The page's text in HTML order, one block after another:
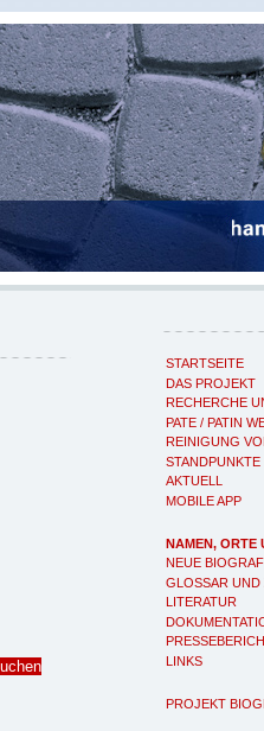
STARTSEITE
DAS PROJEKT
RECHERCHE
PATE / PATIN
REINIGUNG
STANDPUNKTE
AKTUELL
MOBILE APP
NAMEN, ORTE
NEUE
GLOSSAR UND
LITERATUR
LINKS
PROJEKT